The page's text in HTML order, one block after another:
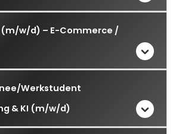
w/d) – E-Commerce /
Werkstudent
& KI (m/w/d)